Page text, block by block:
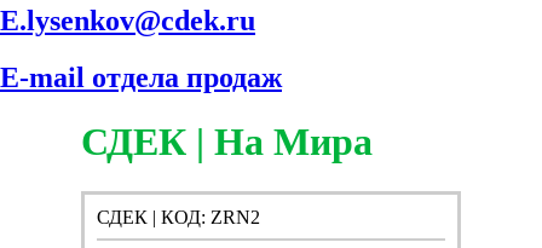
E.lysenkov@cdek.ru
E-mail отдела продаж
СДЕК | На Мира
СДЕК | КОД: ZRN2